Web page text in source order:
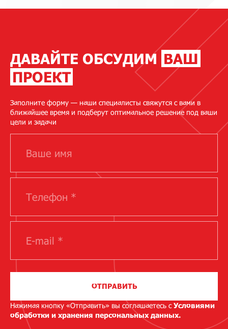
ДАВАЙТЕ ОБСУДИМ ВАШ
ПРОЕКТ
Заполните форму — наши специалисты свяжутся с вами в
ближайшее время и подберут оптимальное решение под ваши
цели и задачи
ОТПРАВИТЬ
Нажимая кнопку «Отправить» вы соглашаетесь сУсловиями
обработки и хранения персональных данных.